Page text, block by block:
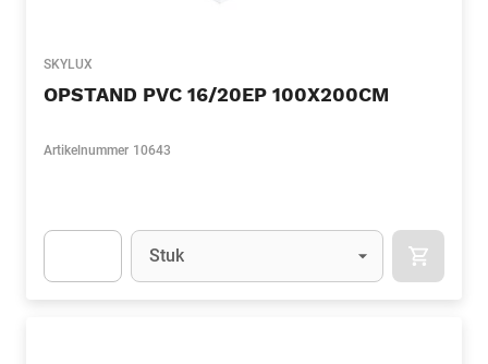
SKYLUX
OPSTAND PVC 16/20EP 100X200CM
Artikelnummer 10643
Eenheid
Stuk